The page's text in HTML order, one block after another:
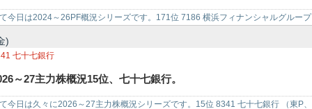
今日は2024～26PF概況シリーズです。171位 7186 横浜フィナンシャルグルー
)
七十七銀行
～27主力株概況15位、七十七銀行。
今日は久々に2026～27主力株概況シリーズです。15位 8341 七十七銀行 （東P